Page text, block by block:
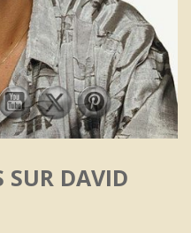
SUR DAVID